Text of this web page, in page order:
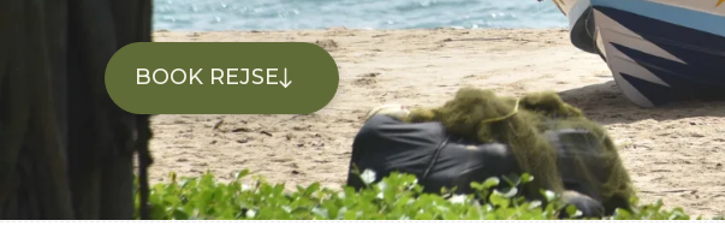
BOOK REJSE